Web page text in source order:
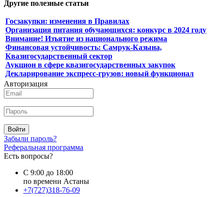
Другие полезные статьи
Госзакупки: изменения в Правилах
Организация питания обучающихся: конкурс в 2024 году
Внимание! Изъятие из национального режима
Финансовая устойчивость: Самрук-Казына,
Квазигосударственный сектор
Аукцион в сфере квазигосударственных закупок
Декларирование экспресс-грузов: новый функционал
Авторизация
Войти
Забыли пароль?
Реферальная программа
Есть вопросы?
С 9:00 до 18:00
по времени Астаны
+7(727)318-76-09